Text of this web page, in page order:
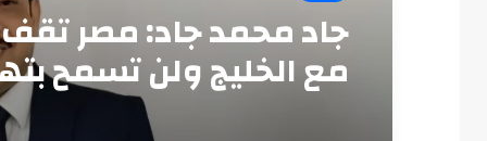
جاد محمد جاد: مصر
مع الخليج ولن تسمح
أمنه